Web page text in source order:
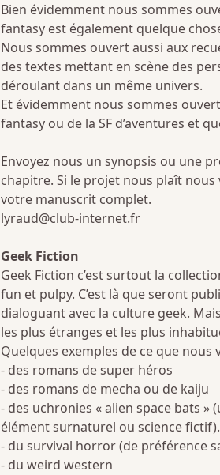
Bien évidemment nous sommes
fantasy est également quelque
Nous sommes ouvert aussi aux
des textes mettant en scène des
déroulant dans un même univers.
Et évidemment nous sommes
fantasy ou de la SF d’aventures et
Envoyez nous un synopsis ou une
chapitre. Si le projet nous plaît
votre manuscrit complet.
lyraud@club-internet.fr
Geek Fiction
Geek Fiction c’est surtout la
fun et pulpy. C’est là que seront
dialoguant avec la culture geek.
les plus étranges et les plus
Quelques exemples de ce que
- des romans de super héros
- des romans de mecha ou de kaiju
- des uchronies « alien space bats
élément surnaturel ou science fictif).
- du survival horror (de préférence
- du weird western